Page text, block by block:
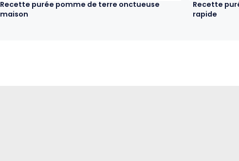
Recette purée pomme de terre onctueuse
maison
Recette
rapide